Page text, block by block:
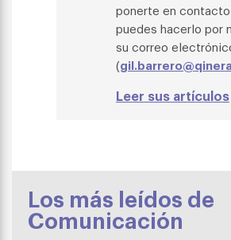
ponerte en contacto
puedes hacerlo por
su correo
(
Leer sus artículos
Los más leídos de
Comunicación